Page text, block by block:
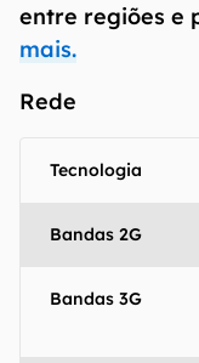
entre regiões e
mais.
Rede
Tecnologia
Bandas 2G
Bandas 3G